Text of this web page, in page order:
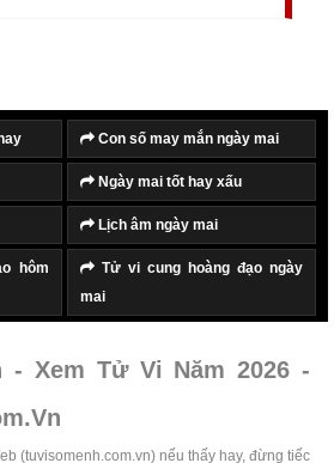
Con số may mắn ngày mai
Ngày mai tốt hay xấu
Lịch âm ngày mai
hôm
Tử vi cung hoàng đạo ngày
mai
- Xem Tử Vi Năm 2026 -
(tuvisomenh.com.vn) nếu thấy hay, đừng tiếc